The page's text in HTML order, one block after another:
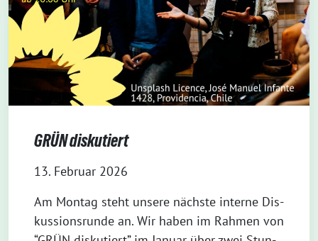
GRÜN diskutiert
13. Februar 2026
Am Mon­tag steht unse­re nächs­te inter­ne Dis­
kus­si­ons­run­de an. Wir haben im Rah­men von